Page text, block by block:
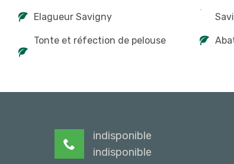
Elagueur Savigny
Tonte et réfection de pelouse
indisponible
indisponible